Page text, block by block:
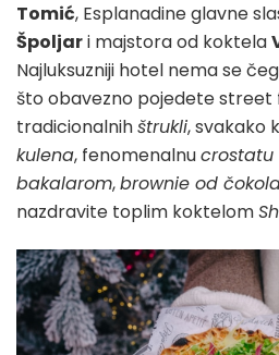
Tomić, Esplanadine glavne
Špoljari majstora od koktela
Najluksuzniji hotel nema se
što obavezno pojedete street
tradicionalnihštrukli, svakako
kulena, fenomenalnu
bakalarom,brownie od
nazdravite toplim koktelom